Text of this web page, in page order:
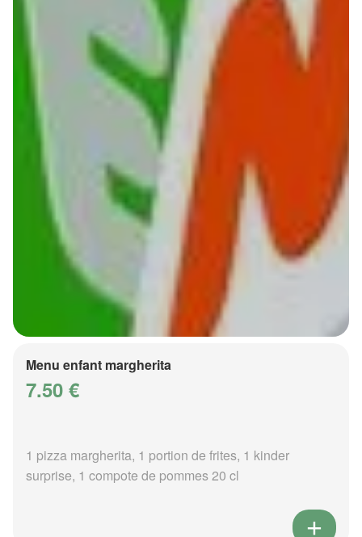
Menu enfant margherita
7.50 €
1 pizza margherita, 1 portion de frites, 1 kinder
surprise, 1 compote de pommes 20 cl